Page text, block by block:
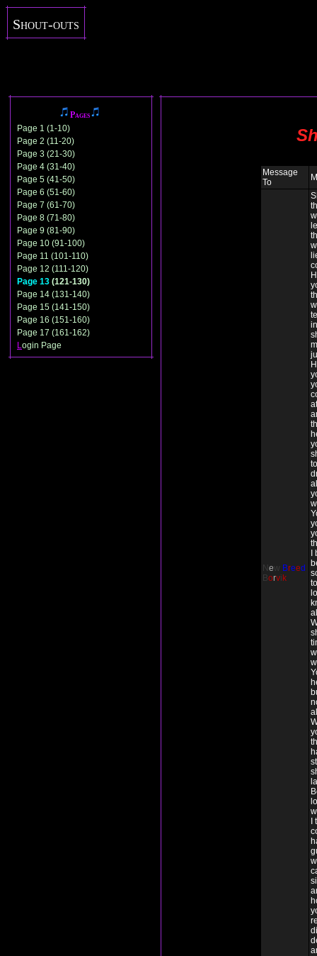
Shout-outs
Pages
Page 1 (1-10)
Page 2 (11-20)
Page 3 (21-30)
Page 4 (31-40)
Page 5 (41-50)
Page 6 (51-60)
Page 7 (61-70)
Page 8 (71-80)
Page 9 (81-90)
Page 10 (91-100)
Page 11 (101-110)
Page 12 (111-120)
Page 13 (121-130)
Page 14 (131-140)
Page 15 (141-150)
Page 16 (151-160)
Page 17 (161-162)
Login Page
Message
To
N ew Breed
B orvi k